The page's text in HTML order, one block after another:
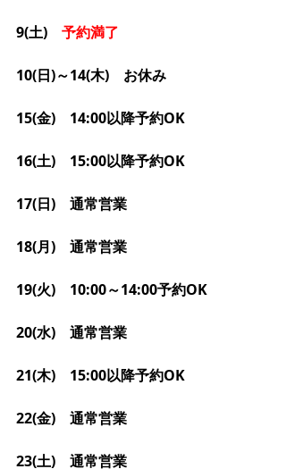
9(土) 予約満了
10(日)～14(木)　お休み
15(金)　14:00以降予約OK
16(土)　15:00以降予約OK
17(日)　通常営業
18(月)　通常営業
19(火)　10:00～14:00予約OK
20(水)　通常営業
21(木)　15:00以降予約OK
22(金)　通常営業
23(土)　通常営業